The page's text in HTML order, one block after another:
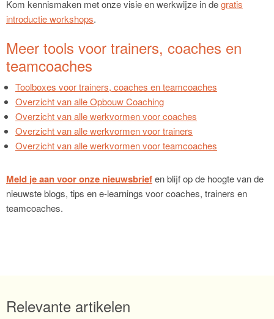
Kom kennismaken met onze visie en werkwijze in degratis
introductie workshops.
Meer tools voor trainers, coaches en
teamcoaches
Toolboxes voor trainers, coaches en teamcoaches
Overzicht van alle Opbouw Coaching
Overzicht van alle werkvormen voor coaches
Overzicht van alle werkvormen voor trainers
Overzicht van alle werkvormen voor teamcoaches
Meld je aan voor onze nieuwsbriefen blijf op de hoogte van de
nieuwste blogs, tips en e-learnings voor coaches, trainers en
teamcoaches.
Relevante artikelen